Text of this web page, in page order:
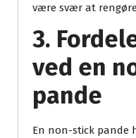
være svær at
3.
ved en
pande
En non-stick pande